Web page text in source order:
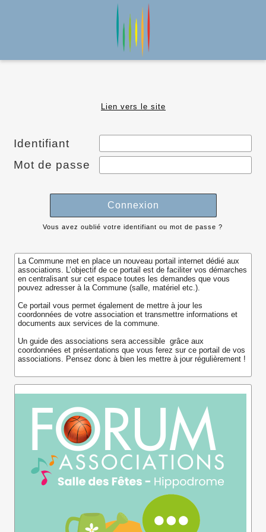
Vous avez oublié votre identifiant ou mot de passe ?
Identifiant
Mot de passe
Connexion
La Commune met en place un nouveau portail internet dédié aux
associations. L’objectif de ce portail est de faciliter vos démarches
en centralisant sur cet espace toutes les demandes que vous
pouvez adresser à la Commune (salle, matériel etc.).
Ce portail vous permet également de mettre à jour les
coordonnées de votre association et transmettre informations et
documents aux services de la commune.
Un guide des associations sera accessible grâce aux
coordonnées et présentations que vous ferez sur ce portail de vos
associations. Pensez donc à bien les mettre à jour régulièrement !
En cliquant sur "Aide", vous trouverez un guide qui vous
accompagnera dans vos premiers pas sur ce portail.
Lien vers le site